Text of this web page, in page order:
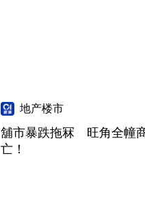
地产楼市
舖市暴跌拖冧 旺角全幢
亡！